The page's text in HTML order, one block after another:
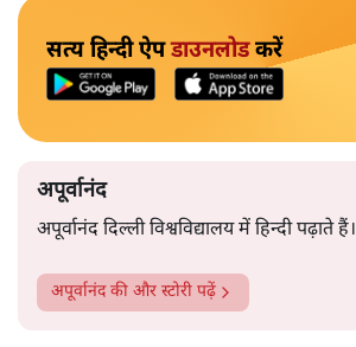
सत्य हिन्दी ऐपडाउनलोडकरें
अपूर्वानंद
अपूर्वानंद दिल्ली विश्वविद्यालय में हिन्दी पढ़ाते हैं।
अपूर्वानंदकी और स्टोरी पढ़ें